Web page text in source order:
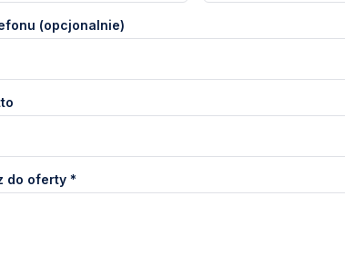
(opcjonalnie)
do oferty *